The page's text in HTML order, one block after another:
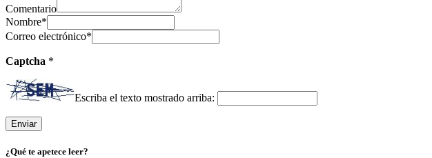
Comentario
Nombre*
Correo electrónico*
Captcha *
Escriba el texto mostrado arriba:
¿Qué te apetece leer?